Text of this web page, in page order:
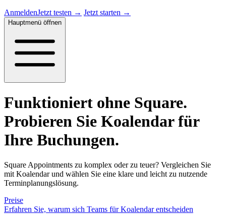
AnmeldenJetzt testen → Jetzt starten →
Hauptmenü öffnen
Funktioniert ohne Square.
Probieren Sie Koalendar für
Ihre Buchungen.
Square Appointments zu komplex oder zu teuer? Vergleichen Sie
mit Koalendar und wählen Sie eine klare und leicht zu nutzende
Terminplanungslösung.
Preise
Erfahren Sie, warum sich Teams für Koalendar entscheiden